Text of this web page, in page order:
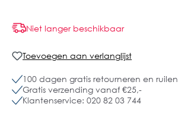
Niet langer beschikbaar
Toevoegen aan verlanglijst
100 dagen gratis retourneren en ruilen
Gratis verzending vanaf €25,-
Klantenservice: 020 82 03 744